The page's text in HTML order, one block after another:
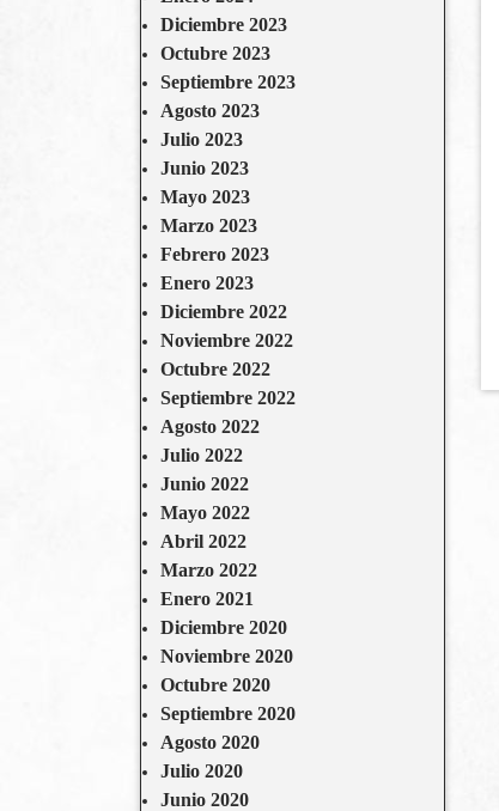
Diciembre 2023
Octubre 2023
Septiembre 2023
Agosto 2023
Julio 2023
Junio 2023
Mayo 2023
Marzo 2023
Febrero 2023
Enero 2023
Diciembre 2022
Noviembre 2022
Octubre 2022
Septiembre 2022
Agosto 2022
Julio 2022
Junio 2022
Mayo 2022
Abril 2022
Marzo 2022
Enero 2021
Diciembre 2020
Noviembre 2020
Octubre 2020
Septiembre 2020
Agosto 2020
Julio 2020
Junio 2020